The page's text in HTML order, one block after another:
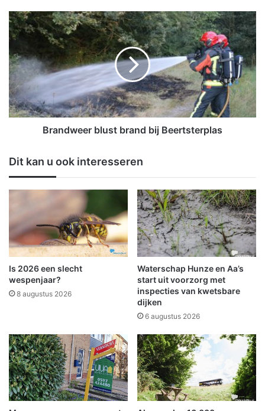
g
:
c
o
d
e
g
e
e
h
i
t
p
l
a
n
R
I
a
n
k
r
a
c
B
r
a
n
d
w
e
e
r
s
t
b
n
d
i
j
B
t
s
t
e
r
p
Brandweer blust brand bij Beertsterplas
Dit kan u ook interesseren
Is 2026 een slecht
wespenjaar?
8 augustus 2026
Waterschap Hunze en Aa’s
start uit voorzorg met
inspecties van kwetsbare
dijken
6 augustus 2026